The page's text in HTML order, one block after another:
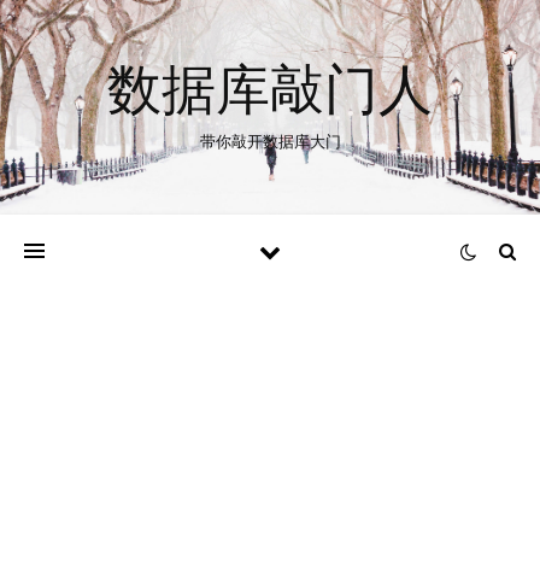
数据库敲门人
带你敲开数据库大门